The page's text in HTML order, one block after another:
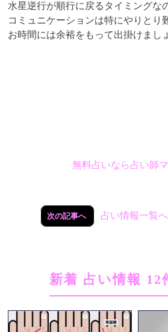
水星逆行が順行に戻るタイミングな
コミュニケーションは特にやりとり
お時間には余裕をもって出掛けまし
無料占いなら占い師
次の記事へ 占い情報一覧へ
新着 占い情報 12